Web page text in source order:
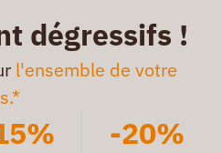
dégressifs !
l'ensemble de votre
-20%